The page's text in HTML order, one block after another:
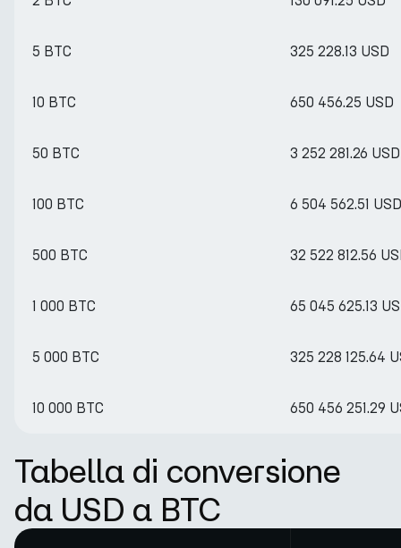
5 BTC 325 228.13 USD
10 BTC 650 456.25 USD
50 BTC 3 252 281.26 USD
100 BTC 6 504 562.51 USD
500 BTC 32 522 812.56
1 000 BTC 65 045 625.13
5 000 BTC 325 228 125.64
10 000 BTC 650 456 251.29
Tabella di conversione
da USD a BTC